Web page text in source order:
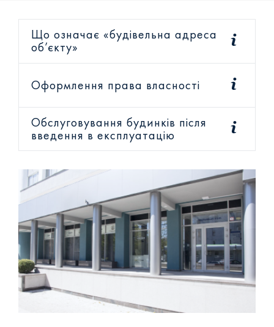
Що означає «будівельна адреса
об’єкту»
Оформлення права власності
Обслуговування будинків після
введення в експлуатацію